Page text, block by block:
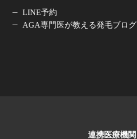
LINE予約
AGA専門医が教える発毛ブログ
連携医療機関